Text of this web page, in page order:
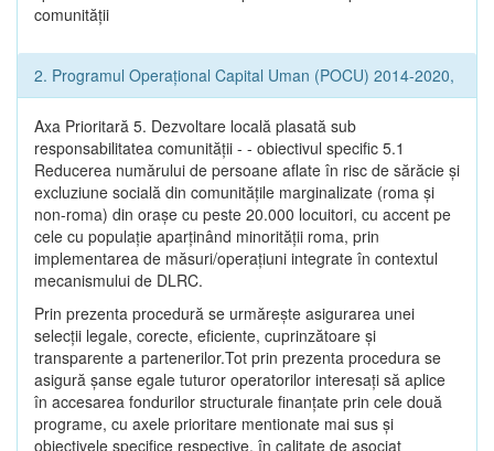
comunității
2. Programul Operațional Capital Uman (POCU) 2014-2020,
Axa Prioritară 5. Dezvoltare locală plasată sub
responsabilitatea comunității - - obiectivul specific 5.1
Reducerea numărului de persoane aflate în risc de sărăcie şi
excluziune socială din comunitățile marginalizate (roma şi
non-roma) din oraşe cu peste 20.000 locuitori, cu accent pe
cele cu populație aparținând minorității roma, prin
implementarea de măsuri/operațiuni integrate în contextul
mecanismului de DLRC.
Prin prezenta procedură se urmăreşte asigurarea unei
selecții legale, corecte, eficiente, cuprinzătoare şi
transparente a partenerilor.Tot prin prezenta procedura se
asigură şanse egale tuturor operatorilor interesaţi să aplice
în accesarea fondurilor structurale finanţate prin cele două
programe, cu axele prioritare mentionate mai sus și
obiectivele specifice respective, în calitate de asociat